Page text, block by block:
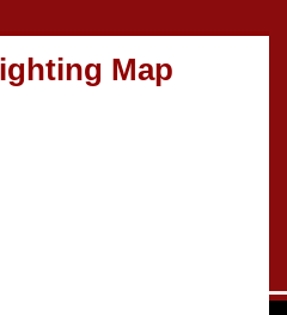
Map